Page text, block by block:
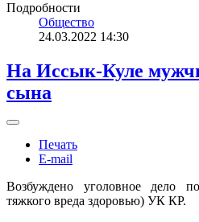
Подробности
Общество
24.03.2022 14:30
На Иссык-Куле
сына
Печать
E-mail
Возбуждено уголовное дело
тяжкого вреда здоровью) УК КР.